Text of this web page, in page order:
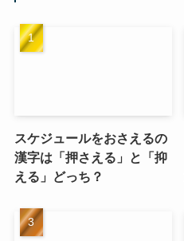
スケジュールをおさえるの
漢字は「押さえる」と「抑
える」どっち？